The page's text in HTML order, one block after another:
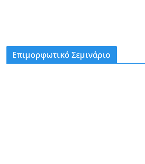
Επιμορφωτικό Σεμινάριο